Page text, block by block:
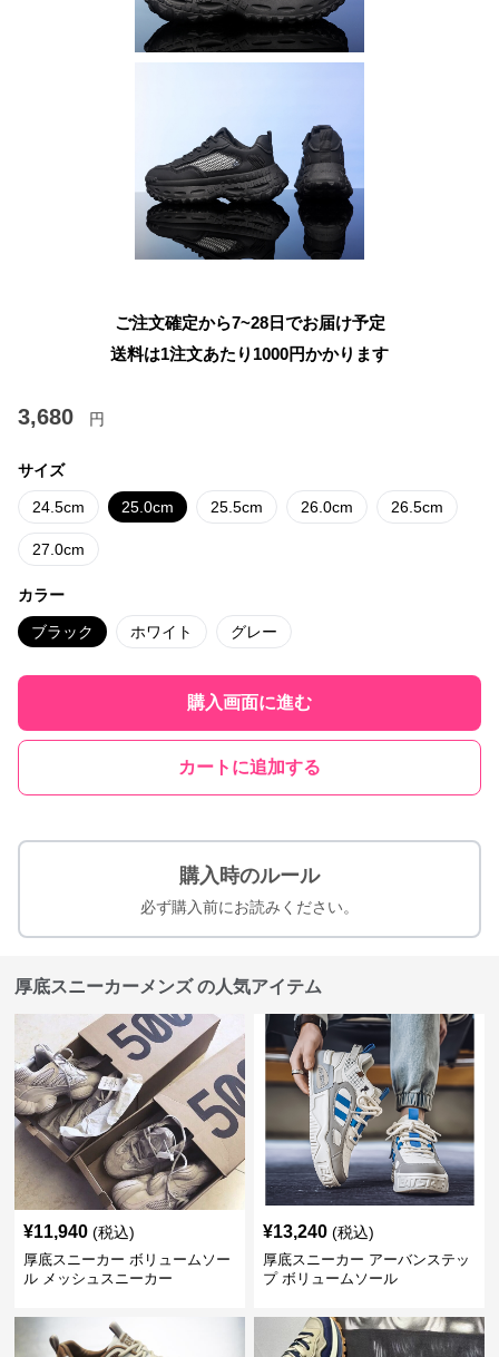
ご注文確定から7~28日でお届け予定
送料は1注文あたり 1000円かかります
3,680 円
サイズ
24.5cm 25.0cm 25.5cm 26.0cm 26.5cm
27.0cm
カラー
ブラック ホワイト グレー
購入画面に進む
カートに追加する
購入時のルール
必ず購入前にお読みください。
厚底スニーカーメンズ の人気アイテム
¥11,940 (税込)
厚底スニーカー ボリュームソー
ル メッシュスニーカー
¥13,240 (税込)
厚底スニーカー アーバンステッ
プ ボリュームソール